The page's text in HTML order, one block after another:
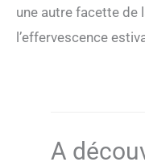
une autre facette de
l’effervescence
A